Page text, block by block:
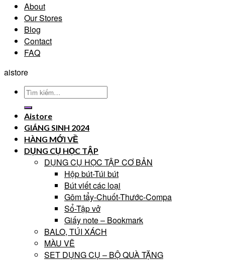
About
Our Stores
Blog
Contact
FAQ
aistore
Tìm
Aistore
GIÁNG SINH 2024
HÀNG MỚI VỀ
DỤNG CỤ HỌC TẬP
DỤNG CỤ HỌC TẬP CƠ BẢN
Hộp bút-Túi bút
Bút viết các loại
Gôm tẩy-Chuốt-Thước-Compa
Sổ-Tập vở
Giấy note – Bookmark
BALO, TÚI XÁCH
MÀU VẼ
SET DỤNG CỤ – BỘ QUÀ TẶNG